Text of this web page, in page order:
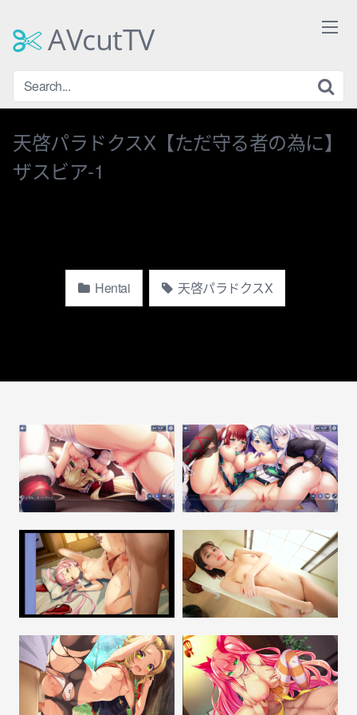
contentAVcutTV
天啓パラドクスX【ただ守る者の為に】
ザスビア-1
Hentai 天啓パラドクスX